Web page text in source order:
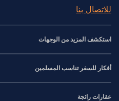
للاتصال بنا
استكشف المزيد من الوجهات
أفكار للسفر تناسب المسلمين
عقارات رائجة